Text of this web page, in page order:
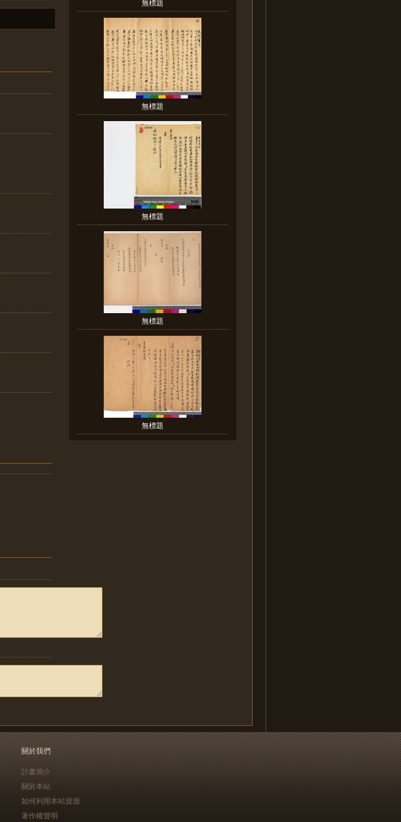
無標題
無標題
無標題
無標題
無標題
關於我們
計畫簡介
關於本站
如何利用本站資源
著作權聲明